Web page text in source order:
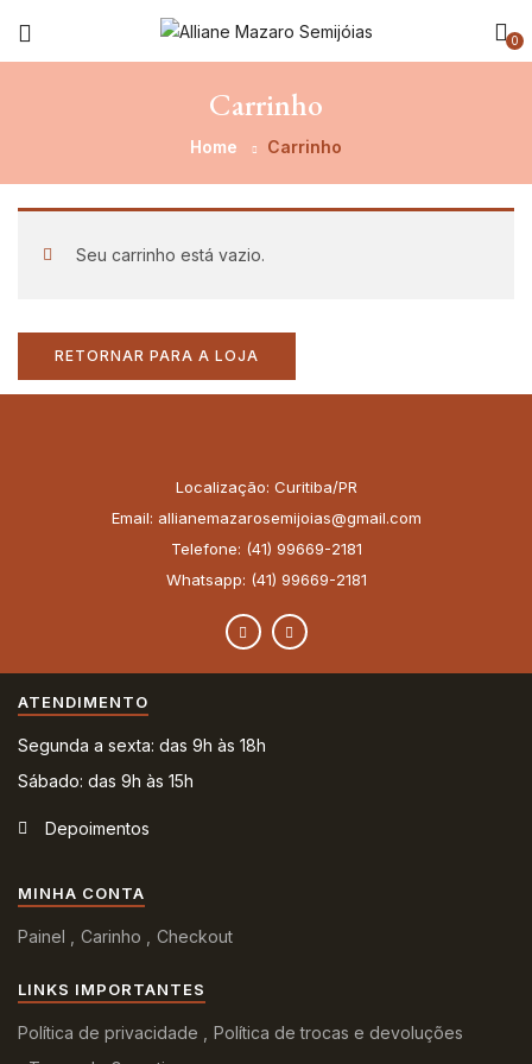
0
Carrinho
Home Carrinho
Seu carrinho está vazio.
RETORNAR PARA A LOJA
Localização: Curitiba/PR
Email: allianemazarosemijoias@gmail.com
Telefone: (41) 99669-2181
Whatsapp: (41) 99669-2181
ATENDIMENTO
Segunda a sexta: das 9h às 18h
Sábado: das 9h às 15h
Depoimentos
MINHA CONTA
Painel Carinho Checkout
LINKS IMPORTANTES
Política de privacidade
Política de trocas e devoluções